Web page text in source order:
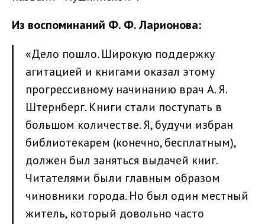
Из воспоминаний Ф. Ф. Ларионова:
«Дело пошло. Широкую поддержку
агитацией и книгами оказал этому
прогрессивному начинанию врач А. Я.
Штернберг. Книги стали поступать в
большом количестве. Я, будучи избран
библиотекарем (конечно, бесплатным),
должен был заняться выдачей книг.
Читателями были главным образом
чиновники города. Но был один местный
житель, который довольно часто